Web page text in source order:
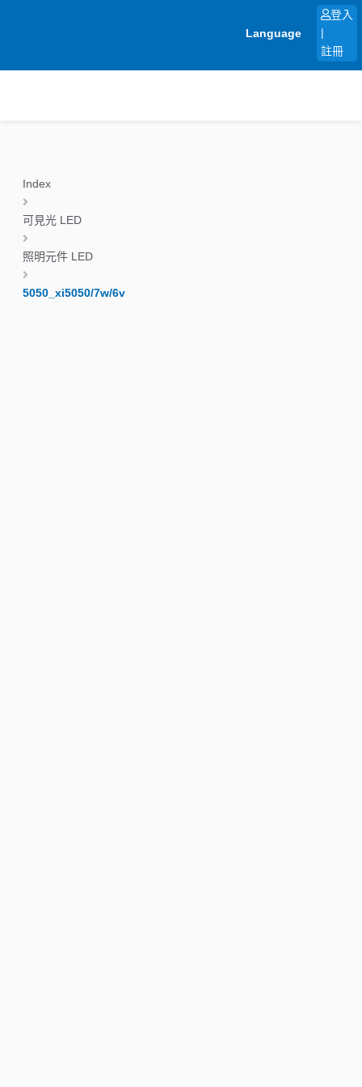
Language
登入
註冊
Index
可見光 LED
照明元件 LED
5050_xi5050/7w/6v